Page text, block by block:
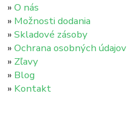
»O nás
» Možnosti dodania
»Skladové zásoby
»Ochrana osobných údajov
» Zľavy
» Blog
» Kontakt